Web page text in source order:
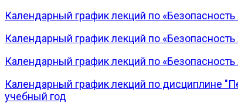
Календарный график лекций по
Календарный график лекций по
Календарный график лекций по
Календарный график лекций по дисциплине
учебный год